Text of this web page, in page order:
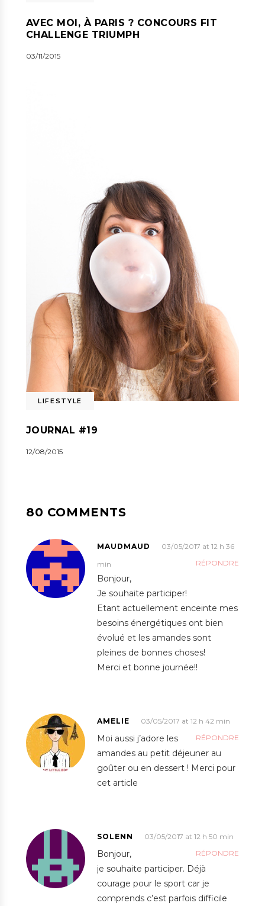
AVEC MOI, À PARIS ? CONCOURS FIT
CHALLENGE TRIUMPH
03/11/2015
LIFESTYLE
JOURNAL #19
12/08/2015
80 COMMENTS
MAUDMAUD
03/05/2017 at 12 h 36
min
RÉPONDRE
Bonjour,
Je souhaite participer!
Etant actuellement enceinte mes
besoins énergétiques ont bien
évolué et les amandes sont
pleines de bonnes choses!
Merci et bonne journée!!
AMELIE
03/05/2017 at 12 h 42 min
RÉPONDRE
Moi aussi j’adore les
amandes au petit déjeuner au
goûter ou en dessert ! Merci pour
cet article
SOLENN
03/05/2017 at 12 h 50 min
RÉPONDRE
Bonjour,
je souhaite participer. Déjà
courage pour le sport car je
comprends c’est parfois difficile